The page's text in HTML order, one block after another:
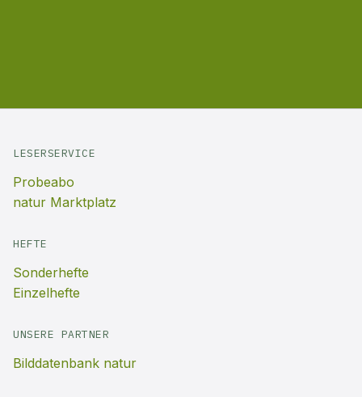
LESERSERVICE
Probeabo
natur Marktplatz
HEFTE
Sonderhefte
Einzelhefte
UNSERE PARTNER
Bilddatenbank natur